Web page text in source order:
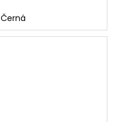
Černá